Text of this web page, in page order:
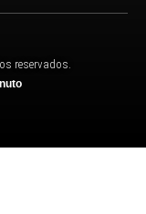
reservados.